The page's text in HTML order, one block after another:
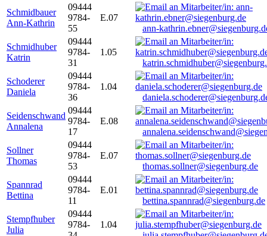
Schmidbauer
Ann-Kathrin
09444
9784-
55
E.07
ann-
Schmidhuber
Katrin
09444
9784-
31
1.05
Schoderer
Daniela
09444
9784-
36
1.04
Seidenschwand
Annalena
09444
9784-
17
E.08
Sollner
Thomas
09444
9784-
53
E.07
thomas.sollner@siegenburg.de
Spannrad
Bettina
09444
9784-
11
E.01
bettina.spannrad@siegenburg.de
Stempfhuber
Julia
09444
9784-
1.04